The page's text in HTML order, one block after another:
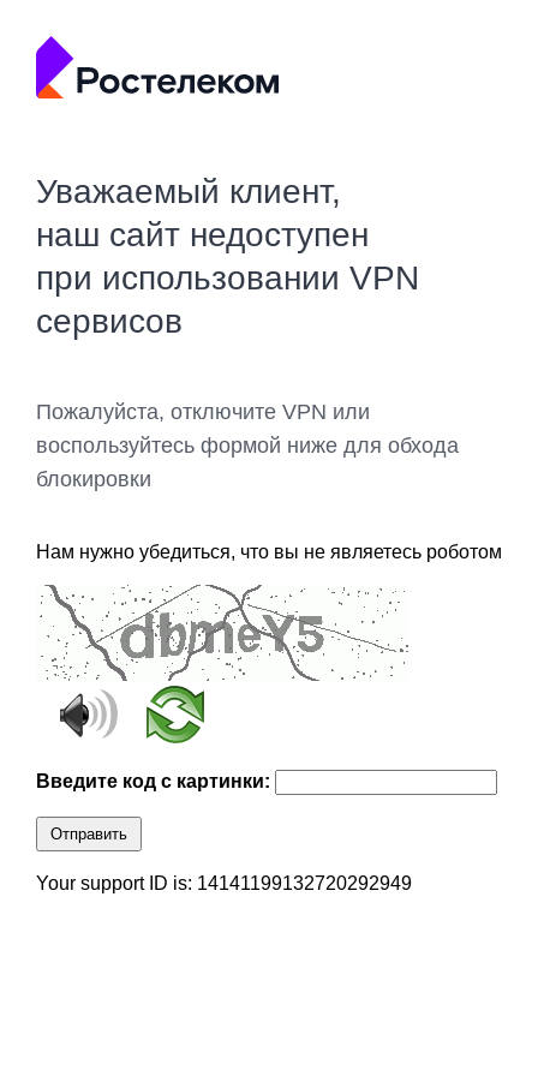
Уважаемый клиент,
наш сайт недоступен
при использовании VPN
сервисов
Пожалуйста, отключите VPN или
воспользуйтесь формой ниже для обхода
блокировки
Нам нужно убедиться, что вы не являетесь роботом
Введите код с картинки:
Отправить
Your support ID is: 14141199132720292949